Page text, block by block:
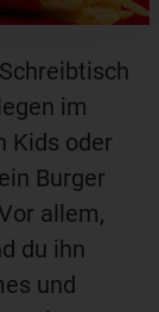
im
Kids oder
Burger
allem,
du ihn
und